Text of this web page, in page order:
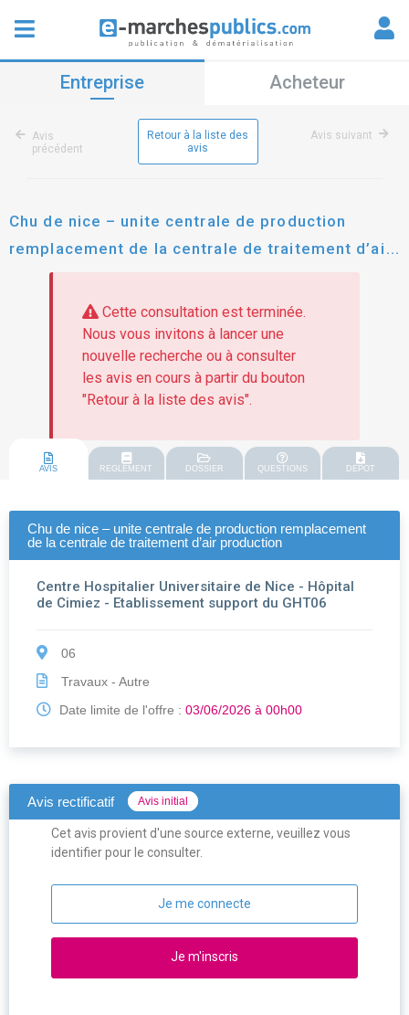
Entreprise Acheteur
Avis
précédent
Retour à la liste des
avis
Avis suivant
Chu de nice – unite centrale de production
remplacement de la centrale de traitement d’air
production
Cette consultation est terminée.
Nous vous invitons à lancer une
nouvelle recherche ou à consulter
les avis en cours à partir du bouton
"Retour à la liste des avis".
AVIS REGLEMENT DOSSIER QUESTIONS DEPOT
Chu de nice – unite centrale de production remplacement
de la centrale de traitement d’air production
Centre Hospitalier Universitaire de Nice - Hôpital
de Cimiez - Etablissement support du GHT06
06
Travaux - Autre
Date limite de l'offre : 03/06/2026 à 00h00
Avis rectificatif Avis initial
Cet avis provient d'une source externe, veuillez vous
identifier pour le consulter.
Je me connecte
Je m'inscris